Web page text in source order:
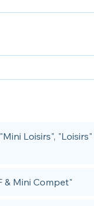
Loisirs",
& Mini Compet"